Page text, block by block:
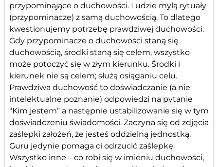
przypominające o duchowości. Ludzie mylą rytuały
(przypominacze) z samą duchowością. To dlatego
kwestionujemy potrzebę prawdziwej duchowości.
Gdy przypominacze o duchowości staną się
duchowością, środki staną się celem, wszystko
może potoczyć się w złym kierunku. Środki i
kierunek nie są celem; służą osiąganiu celu.
Prawdziwa duchowość to doświadczanie (a nie
intelektualne poznanie) odpowiedzi na pytanie
“Kim jestem” a następnie ustabilizowanie się w tym
doświadczeniu świadomości. Zaczyna się od zdjęcia
zaślepki założeń, że jesteś oddzielną jednostką.
Guru jedynie pomaga ci odrzucić zaślepkę.
Wszystko inne – co robi się w imieniu duchowości,